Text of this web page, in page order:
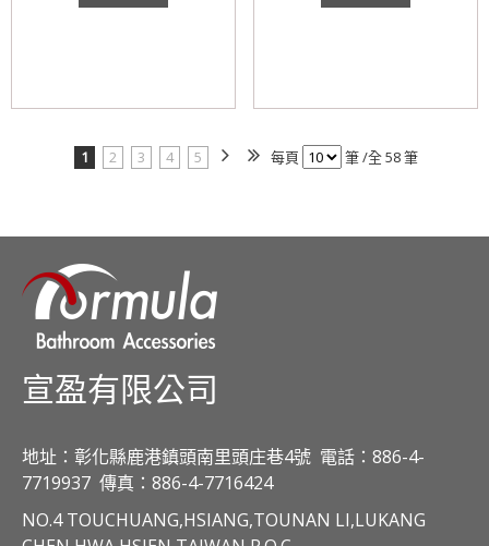
1 2 3 4 5 每頁 筆 /全 58 筆
宣盈有限公司
地址：彰化縣鹿港鎮頭南里頭庄巷4號 電話：886-4-
7719937 傳真：886-4-7716424
NO.4 TOUCHUANG,HSIANG,TOUNAN LI,LUKANG